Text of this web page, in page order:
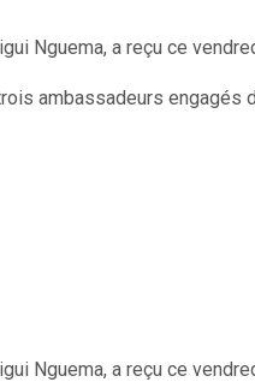
Nguema, a reçu ce
Nguema, a reçu ce